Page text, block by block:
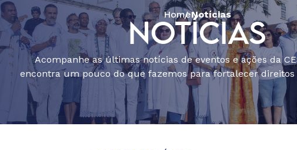
HomeNotícias
NOTÍCIAS
Acompanhe as últimas notícias de eventos e ações da
encontra um pouco do que fazemos para fortalecer direitos